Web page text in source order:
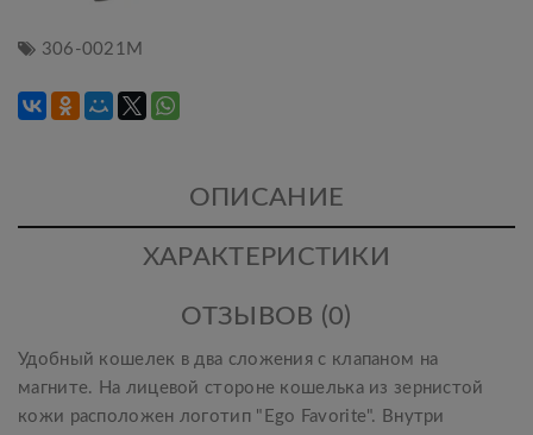
306-0021М
ОПИСАНИЕ
ХАРАКТЕРИСТИКИ
ОТЗЫВОВ (0)
Удобный кошелек в два сложения с клапаном на
магните. На лицевой стороне кошелька из зернистой
кожи расположен логотип "Ego Favorite". Внутри